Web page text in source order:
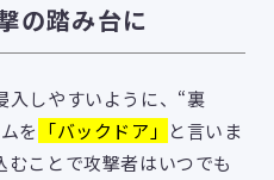
の踏み台に
入しやすいように、“裏
を 「バックドア」 と言いま
ことで攻撃者はいつでも